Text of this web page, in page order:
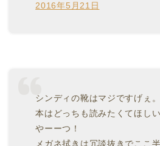
2016年5月21日
シンディの靴はマジですげぇ
本はどっちも読みたくてほし
やーーつ！
メガネ拭きは冗談抜きでここ